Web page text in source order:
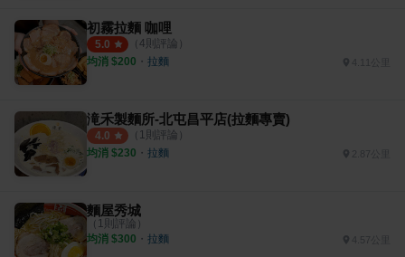
初霧拉麵 咖哩
5.0 （ 4則評論）
均消 $200 ・ 拉麵 4.11公里
滝禾製麵所-北屯昌平店(拉麵專賣)
4.0 （ 1則評論）
均消 $230 ・ 拉麵
麵屋秀城
（ 1則評論）
均消 $300 ・ 拉麵 4.57公里